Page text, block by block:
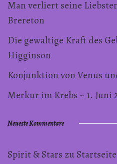
Man verliert seine
Brereton
Die gewaltige Kraft des
Higginson
Konjunktion von Venus
Merkur im Krebs ~ 1. Juni
Neueste Kommentare
Spirit & Stars zuStartseite